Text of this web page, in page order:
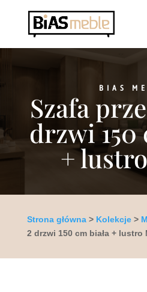
BIAS
Szafa
drzwi 150
+
Strona główna> Kolekcje>
2 drzwi 150 cm biała + lustro